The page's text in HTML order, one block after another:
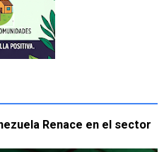
Renace en el sector